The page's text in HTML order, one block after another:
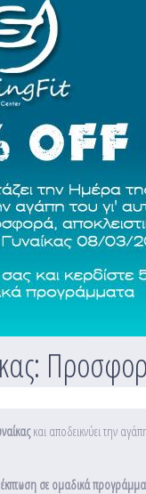
και αποδεικνύει την
σε ομαδικά